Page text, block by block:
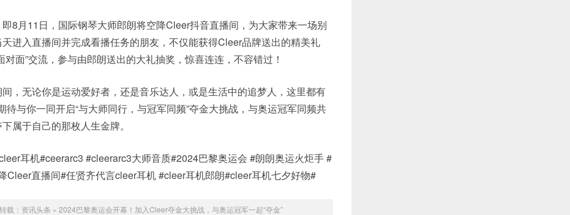
8月11日，国际钢琴大师郎朗将空降Cleer抖音直播间，为大家带来一场别
进入直播间并完成看播任务的朋友，不仅能获得Cleer品牌送出的精美礼
对面”交流，参与由郎朗送出的大礼抽奖，惊喜连连，不容错过！
，无论你是运动爱好者，还是音乐达人，或是生活中的追梦人，这里都有
待与你一同开启“与大师同行，与冠军同频”夺金大挑战，与奥运冠军同频共
属于自己的那枚人生金牌。
耳机#ceerarc3 #cleerarc3大师音质#2024巴黎奥运会 #朗朗奥运火炬手 #
Cleer直播间#任贤齐代言cleer耳机 #cleer耳机郎朗#cleer耳机七夕好物#
载： 资讯头条 » 2024巴黎奥运会开幕！加入Cleer夺金大挑战，与奥运冠军一起“夺金”